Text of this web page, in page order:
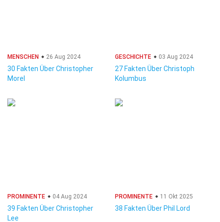
MENSCHEN 26 Aug 2024
30 Fakten Über Christopher
Morel
GESCHICHTE 03 Aug 2024
27 Fakten Über Christoph
Kolumbus
PROMINENTE 04 Aug 2024
39 Fakten Über Christopher
Lee
PROMINENTE 11 Okt 2025
38 Fakten Über Phil Lord